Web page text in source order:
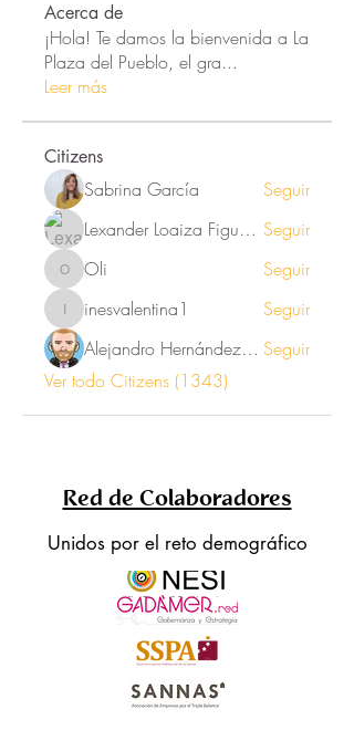
Acerca de
¡Hola! Te damos la bienvenida a La
Plaza del Pueblo, el gra...
Leer más
Citizens
Sabrina García
Seguir
Lexander Loaiza Figueroa Seguir
Oli Oli Seguir
inesvalentina1
inesvalentina1
Seguir
Alejandro Hernández Renner Seguir
Ver todo Citizens (1343)
Red de Colaboradores
Unidos por el reto demográfico